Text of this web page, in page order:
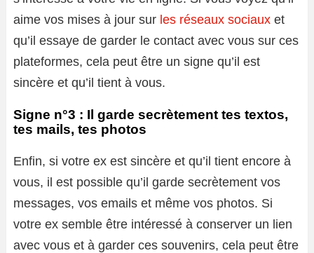
aime vos mises à jour sur les réseaux sociaux et
qu’il essaye de garder le contact avec vous sur ces
plateformes, cela peut être un signe qu’il est
sincère et qu’il tient à vous.
Signe n°3 : Il garde secrètement tes textos,
tes mails, tes photos
Enfin, si votre ex est sincère et qu’il tient encore à
vous, il est possible qu’il garde secrètement vos
messages, vos emails et même vos photos. Si
votre ex semble être intéressé à conserver un lien
avec vous et à garder ces souvenirs, cela peut être